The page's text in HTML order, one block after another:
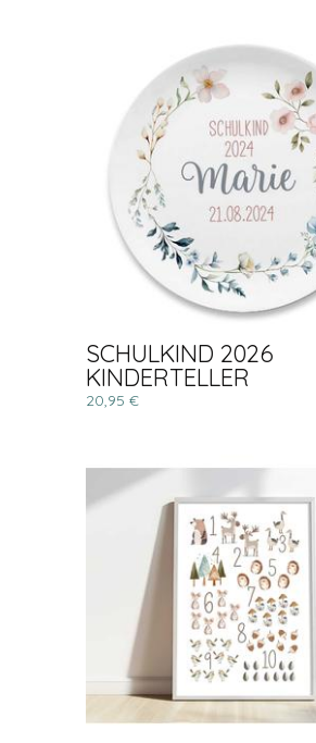
SCHULKIND 2026
KINDERTELLER
20,95 €